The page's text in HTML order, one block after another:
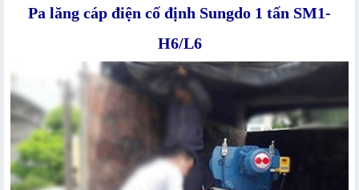
Pa lăng cáp điện cố định Sungdo 1 tấn SM1-
H6/L6